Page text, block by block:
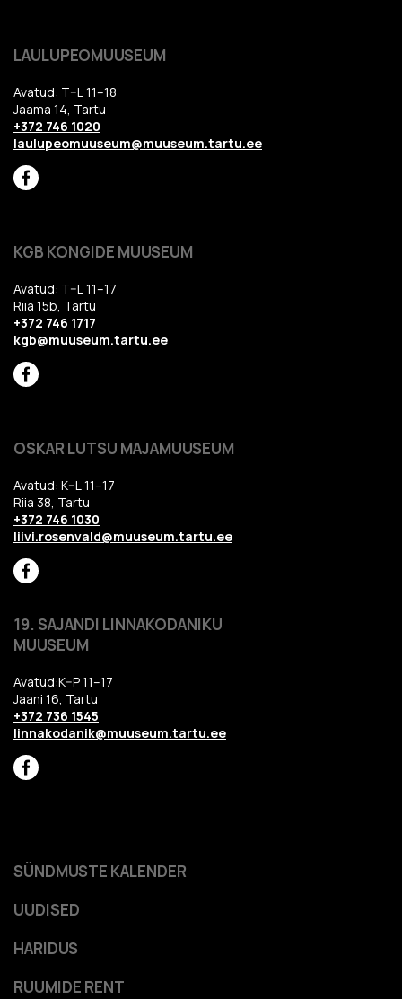
LAULUPEOMUUSEUM
Avatud: T–L 11–18
Jaama 14, Tartu
+372 746 1020
laulupeomuuseum@muuseum.tartu.ee
KGB KONGIDE MUUSEUM
Avatud: T–L 11–17
Riia 15b, Tartu
+372 746 1717
kgb@muuseum.tartu.ee
OSKAR LUTSU MAJAMUUSEUM
Avatud: K–L 11–17
Riia 38, Tartu
+372 746 1030
liivi.rosenvald@muuseum.tartu.ee
19. SAJANDI LINNAKODANIKU
MUUSEUM
Avatud:K–P 11–17
Jaani 16, Tartu
+372 736 1545
linnakodanik@muuseum.tartu.ee
HARIDUS
RUUMIDE RENT
SÜNDMUSTE KALENDER
UUDISED